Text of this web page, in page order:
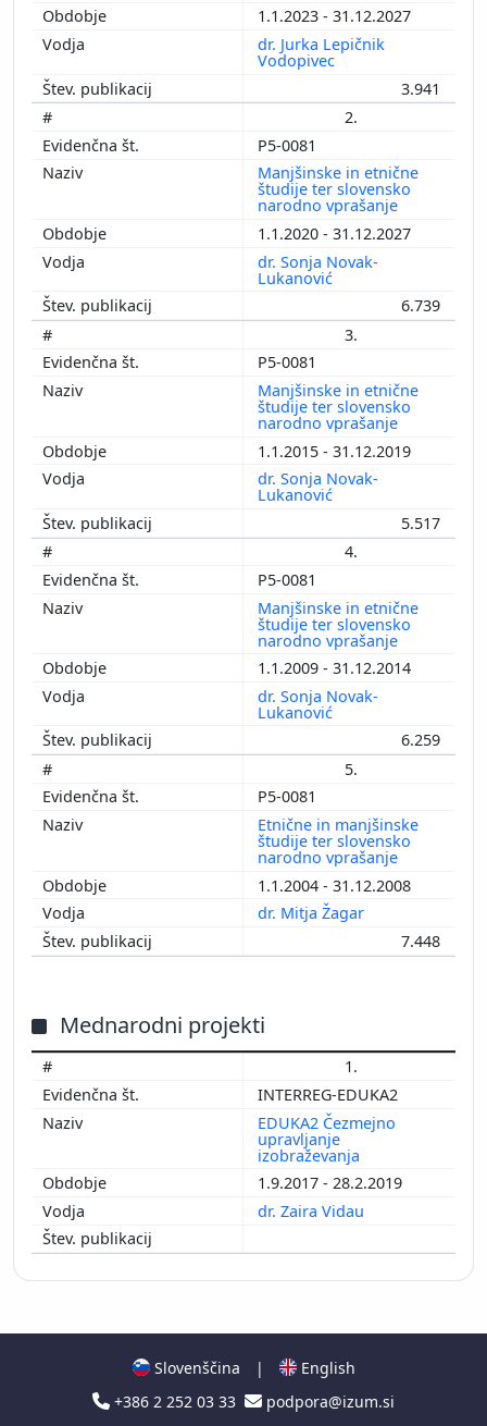
1.1.2023 - 31.12.2027
dr. Jurka Lepičnik
Vodopivec
3.941
2.
P5-0081
Manjšinske in etnične
študije ter slovensko
narodno vprašanje
1.1.2020 - 31.12.2027
dr. Sonja Novak-
Lukanović
6.739
3.
P5-0081
Manjšinske in etnične
študije ter slovensko
narodno vprašanje
1.1.2015 - 31.12.2019
dr. Sonja Novak-
Lukanović
5.517
4.
P5-0081
Manjšinske in etnične
študije ter slovensko
narodno vprašanje
1.1.2009 - 31.12.2014
dr. Sonja Novak-
Lukanović
6.259
5.
P5-0081
Etnične in manjšinske
študije ter slovensko
narodno vprašanje
1.1.2004 - 31.12.2008
dr. Mitja Žagar
7.448
Mednarodni projekti
1.
INTERREG-EDUKA2
EDUKA2 Čezmejno
upravljanje
izobraževanja
1.9.2017 - 28.2.2019
dr. Zaira Vidau
Slovenščina |
English
+386 2 252 03 33
podpora@izum.si